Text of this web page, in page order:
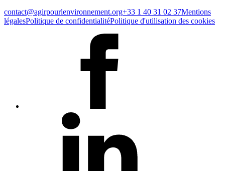
contact@agirpourlenvironnement.org+33 1 40 31 02 37Mentions
légalesPolitique de confidentialitéPolitique d'utilisation des cookies